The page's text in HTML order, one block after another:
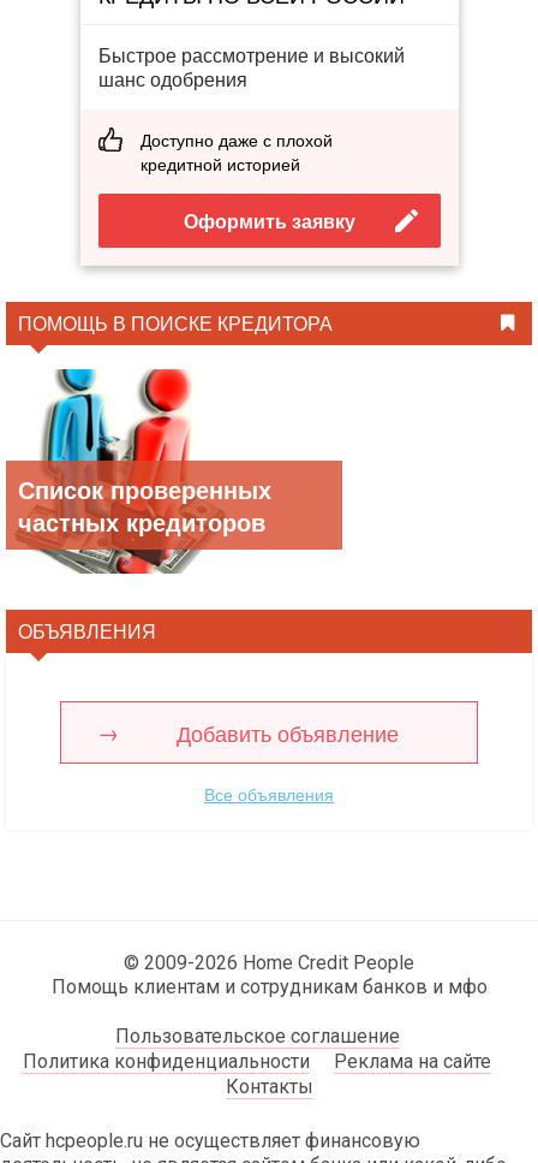
Быстрое рассмотрение и высокий
шанс одобрения
Доступно даже с плохой
кредитной историей
Оформить заявку
ПОМОЩЬ В ПОИСКЕ КРЕДИТОРА
Список проверенных
частных кредиторов
ОБЪЯВЛЕНИЯ
Добавить объявление
Все объявления
© 2009-2026 Home Credit People
Помощь клиентам и сотрудникам банков и мфо
Пользовательское соглашение
Политика конфиденциальности
Реклама на сайте
Контакты
Сайт hcpeople.ru не осуществляет финансовую